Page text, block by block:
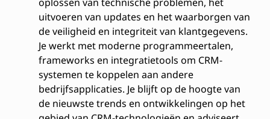
uitvoeren van updates en het waarborgen van
de veiligheid en integriteit van klantgegevens.
Je werkt met moderne programmeertalen,
frameworks en integratietools om CRM-
systemen te koppelen aan andere
bedrijfsapplicaties. Je blijft op de hoogte van
de nieuwste trends en ontwikkelingen op het